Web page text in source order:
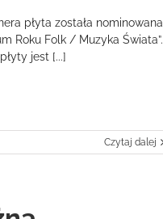
płyta została nominowana
Roku Folk / Muzyka Świata”.
jest [...]
Czytaj dalej